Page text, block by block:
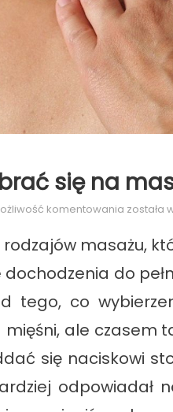
się na
komentowania Kiedy
wybrać
na
masaż?
została
masażu,
do
tego, co
mięśni, ale czasem
się naciskowi
odpowiadał